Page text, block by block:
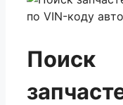
Поиск